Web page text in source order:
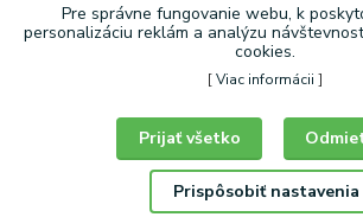
Nastavenie ochrany
Pre správne fungovanie webu, k
personalizáciu reklám a analýzu
cookies.
[Viac informácii ]
Prispôsobiť nastavenia
Prijať všetko